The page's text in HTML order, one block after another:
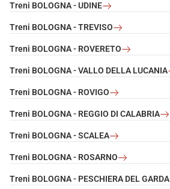
Treni BOLOGNA - UDINE
Treni BOLOGNA - TREVISO
Treni BOLOGNA - ROVERETO
Treni BOLOGNA - VALLO DELLA LUCANIA
Treni BOLOGNA - ROVIGO
Treni BOLOGNA - REGGIO DI CALABRIA
Treni BOLOGNA - SCALEA
Treni BOLOGNA - ROSARNO
Treni BOLOGNA - PESCHIERA DEL GARDA